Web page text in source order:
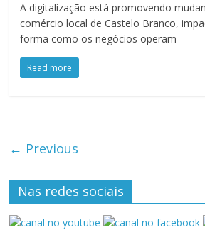
A digitalização está promovendo
comércio local de Castelo Branco,
forma como os negócios operam
Read more
← Previous
Nas redes sociais